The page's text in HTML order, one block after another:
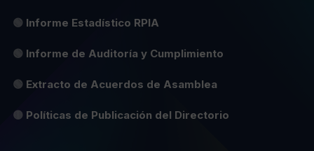
🟢 Informe Estadístico RPIA
🟢 Informe de Auditoría y Cumplimiento
🟢 Extracto de Acuerdos de Asamblea
🟡 Políticas de Publicación del Directorio